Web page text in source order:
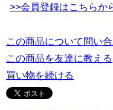
>>会員登録はこちらか
この商品について問い
この商品を友達に教える
買い物を続ける